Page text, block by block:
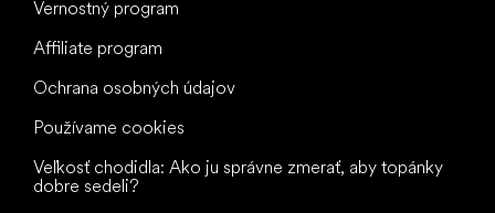
Vernostný program
Affiliate program
Ochrana osobných údajov
Používame cookies
Veľkosť chodidla: Ako ju správne zmerať, aby topánky
dobre sedeli?